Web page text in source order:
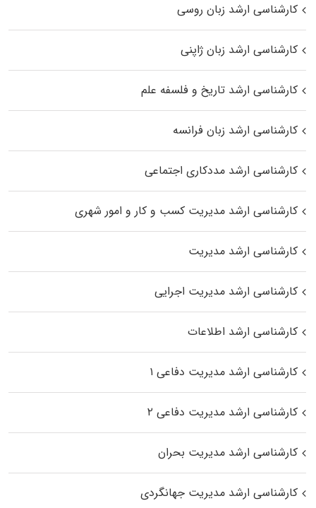
کارشناسی ارشد زبان روسی
کارشناسی ارشد زبان ژاپنی
کارشناسی ارشد تاریخ و فلسفه علم
کارشناسی ارشد زبان فرانسه
کارشناسی ارشد مددکاری اجتماعی
کارشناسی ارشد مدیریت کسب و کار و امور شهری
کارشناسی ارشد مدیریت
کارشناسی ارشد مدیریت اجرایی
کارشناسی ارشد اطلاعات
کارشناسی ارشد مدیریت دفاعی ۱
کارشناسی ارشد مدیریت دفاعی ۲
کارشناسی ارشد مدیریت بحران
کارشناسی ارشد مدیریت جهانگردی